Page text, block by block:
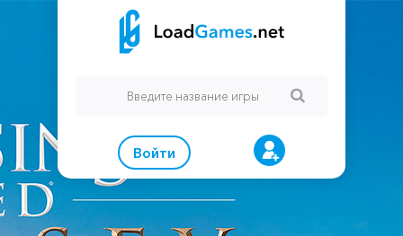
Войти